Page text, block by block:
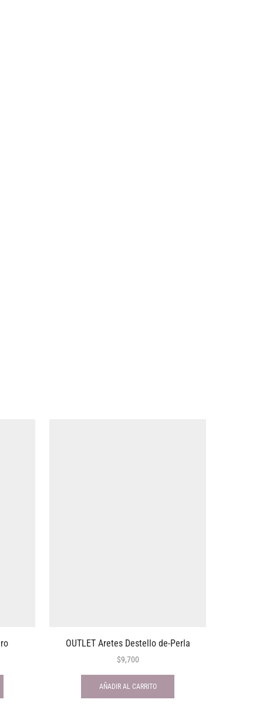
OUTLET Aretes Destello de-Perla
$9,700
AÑADIR AL CARRITO